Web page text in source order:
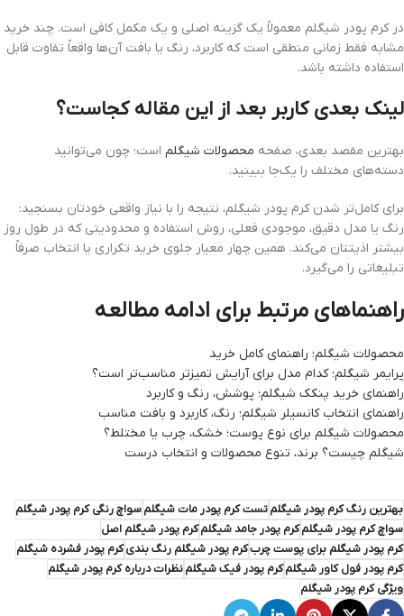
در کرم پودر شیگلم معمولاً یک گزینه اصلی و یک مکمل کافی است. چند خرید
مشابه فقط زمانی منطقی است که کاربرد، رنگ یا بافت آن‌ها واقعاً تفاوت قابل
استفاده داشته باشد.
لینک بعدی کاربر بعد از این مقاله کجاست؟
بهترین مقصد بعدی، صفحه محصولات شیگلم است؛ چون می‌توانید
دسته‌های مختلف را یک‌جا ببینید.
برای کامل‌تر شدن کرم پودر شیگلم، نتیجه را با نیاز واقعی خودتان بسنجید:
رنگ یا مدل دقیق، موجودی فعلی، روش استفاده و محدودیتی که در طول روز
بیشتر اذیتتان می‌کند. همین چهار معیار جلوی خرید تکراری یا انتخاب صرفاً
تبلیغاتی را می‌گیرد.
راهنماهای مرتبط برای ادامه مطالعه
محصولات شیگلم؛ راهنمای کامل خرید
پرایمر شیگلم؛ کدام مدل برای آرایش تمیزتر مناسب‌تر است؟
راهنمای خرید پنکک شیگلم؛ پوشش، رنگ و کاربرد
راهنمای انتخاب کانسیلر شیگلم؛ رنگ، کاربرد و بافت مناسب
محصولات شیگلم برای نوع پوست؛ خشک، چرب یا مختلط؟
شیگلم چیست؟ برند، تنوع محصولات و انتخاب درست
بهترین رنگ کرم پودر شیگلمتست کرم پودر مات شیگلمسواچ رنگی کرم پودر شیگلم
سواچ کرم پودر شیگلمکرم پودر جامد شیگلمکرم پودر شیگلم اصل
کرم پودر شیگلم برای پوست چربکرم پودر شیگلم رنگ بندیکرم پودر فشرده شیگلم
کرم پودر فول کاور شیگلمکرم پودر فیک شیگلمنظرات درباره کرم پودر شیگلم
ویژگی کرم پودر شیگلم